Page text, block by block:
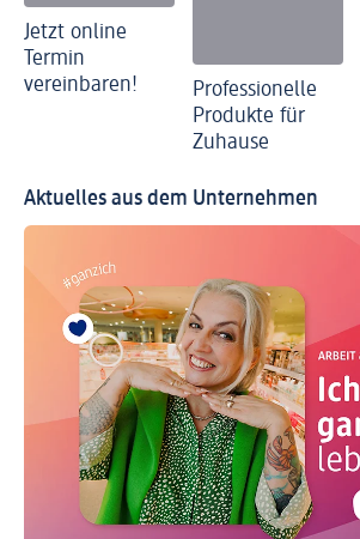
Jetzt online
Termin
vereinbaren!
Professionelle
Produkte für
Zuhause
Aktuelles aus dem Unternehmen